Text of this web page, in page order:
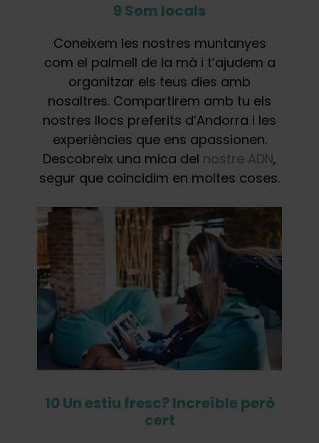
9 Som locals
Coneixem les nostres muntanyes
com el palmell de la mà i t’ajudem a
organitzar els teus dies amb
nosaltres. Compartirem amb tu els
nostres llocs preferits d’Andorra i les
experiències que ens apassionen.
Descobreix una mica del nostre ADN,
segur que coincidim en moltes coses.
10 Un estiu fresc? Increíble però
cert